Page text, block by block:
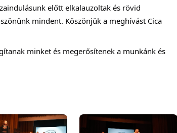
előtt elkalauzoltak és rövid
mindent. Köszönjük a meghívást Cica
minket és megerősítenek a munkánk és